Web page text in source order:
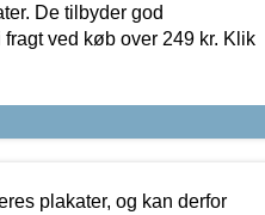
De tilbyder god
ved køb over 249 kr. Klik
plakater, og kan derfor